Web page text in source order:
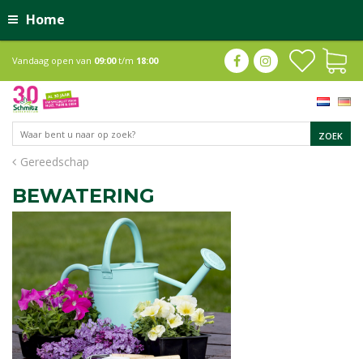
Home
Gereedschap
Vandaag open van 09:00t/m 18:00
BEWATERING